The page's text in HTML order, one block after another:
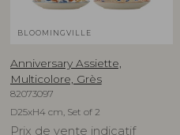
BLOOMINGVILLE
Anniversary Assiette,
Multicolore, Grès
82073097
D25xH4 cm, Set of 2
Prix de vente indicatif